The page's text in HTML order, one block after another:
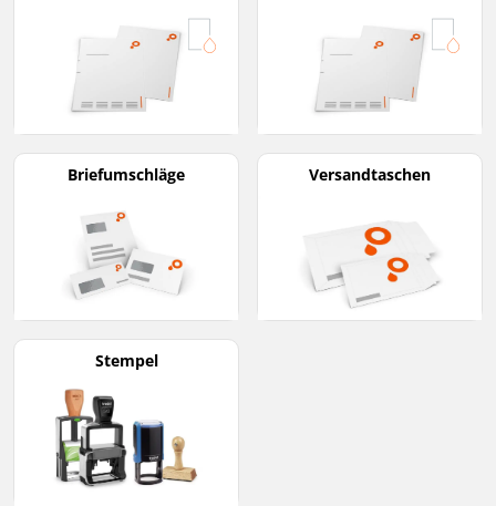
Briefumschläge Versandtaschen
Stempel